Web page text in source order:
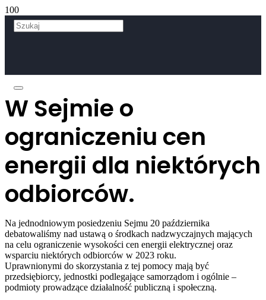
W Sejmie o
ograniczeniu cen
energii dla niektórych
odbiorców.
Na jednodniowym posiedzeniu Sejmu 20 października
debatowaliśmy nad ustawą o środkach nadzwyczajnych mających
na celu ograniczenie wysokości cen energii elektrycznej oraz
wsparciu niektórych odbiorców w 2023 roku.
Uprawnionymi do skorzystania z tej pomocy mają być
przedsiębiorcy, jednostki podlegające samorządom i ogólnie –
podmioty prowadzące działalność publiczną i społeczną.